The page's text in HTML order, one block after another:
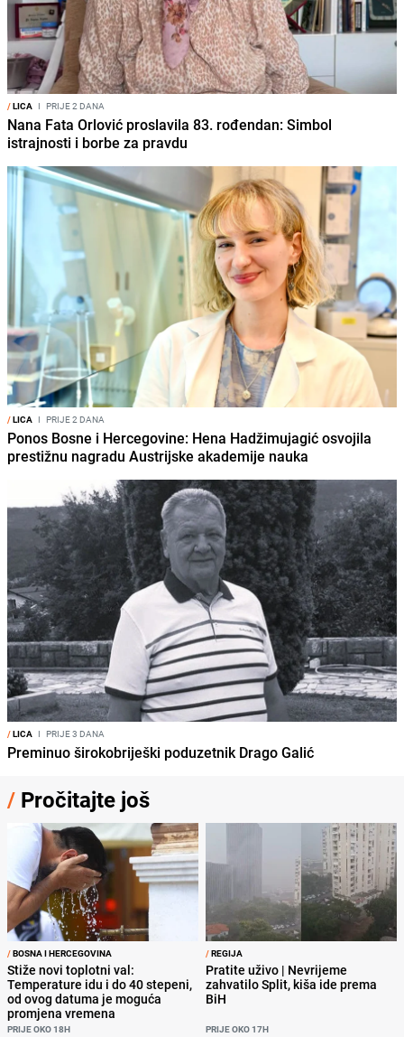
/LICA I PRIJE 2 DANA
Nana Fata Orlović proslavila 83. rođendan: Simbol
istrajnosti i borbe za pravdu
/LICA I PRIJE 2 DANA
Ponos Bosne i Hercegovine: Hena Hadžimujagić osvojila
prestižnu nagradu Austrijske akademije nauka
/LICA I PRIJE 3 DANA
Preminuo širokobriješki poduzetnik Drago Galić
/ Pročitajte još
/BOSNA I HERCEGOVINA
Stiže novi toplotni val:
Temperature idu i do 40 stepeni,
od ovog datuma je moguća
promjena vremena
PRIJE OKO 18H
/REGIJA
Pratite uživo | Nevrijeme
zahvatilo Split, kiša ide prema
BiH
PRIJE OKO 17H